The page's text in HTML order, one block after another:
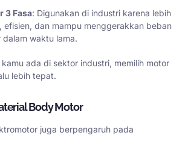
3 Fasa: Digunakan di industri karena lebih
efisien, dan mampu menggerakkan beban
dalam waktu lama.
kamu ada di sektor industri, memilih motor
lebih tepat.
Body Motor
juga berpengaruh pada